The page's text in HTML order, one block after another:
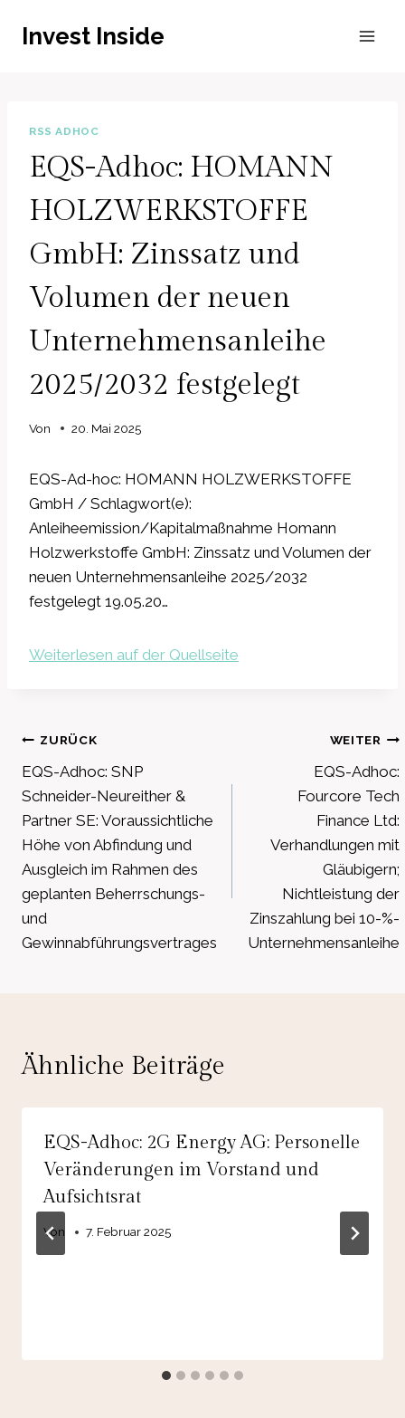
InhaltInvest Inside
RSS ADHOC
EQS-Adhoc: HOMANN
HOLZWERKSTOFFE
GmbH: Zinssatz und
Volumen der neuen
Unternehmensanleihe
2025/2032 festgelegt
Von 20. Mai 2025
EQS-Ad-hoc: HOMANN HOLZWERKSTOFFE
GmbH / Schlagwort(e):
Anleiheemission/Kapitalmaßnahme Homann
Holzwerkstoffe GmbH: Zinssatz und Volumen der
neuen Unternehmensanleihe 2025/2032
festgelegt 19.05.20…
Weiterlesen auf der Quellseite
Beitragsnavigation
ZURÜCK
EQS-Adhoc: SNP
Schneider-Neureither &
Partner SE: Voraussichtliche
Höhe von Abfindung und
Ausgleich im Rahmen des
geplanten Beherrschungs-
und
Gewinnabführungsvertrages
WEITER
EQS-Adhoc:
Fourcore Tech
Finance Ltd:
Verhandlungen mit
Gläubigern;
Nichtleistung der
Zinszahlung bei 10-%-
Unternehmensanleihe
Ähnliche Beiträge
EQS-Adhoc: 2G Energy AG: Personelle
Veränderungen im Vorstand und
Aufsichtsrat
Von 7. Februar 2025